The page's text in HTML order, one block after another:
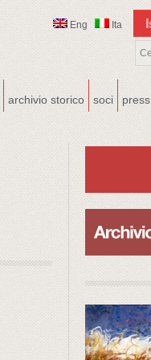
Eng Ita
archivio storico soci press